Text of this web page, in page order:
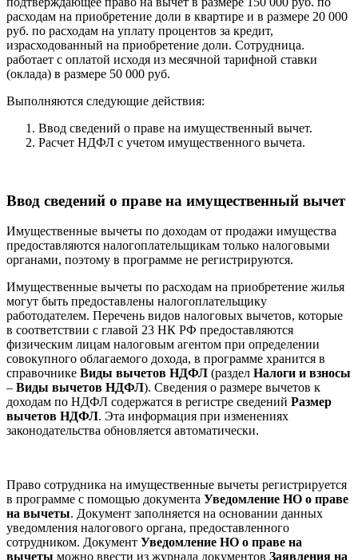
расходам на приобретение доли в квартире и в размере 20 000
руб. по расходам на уплату процентов за кредит,
израсходованный на приобретение доли. Сотрудница.
работает с оплатой исходя из месячной тарифной ставки
(оклада) в размере 50 000 руб.
Выполняются следующие действия:
Ввод сведений о праве на имущественный вычет.
Расчет НДФЛ с учетом имущественного вычета.
Ввод сведений о праве на имущественный вычет
Имущественные вычеты по доходам от продажи имущества
предоставляются налогоплательщикам только налоговыми
органами, поэтому в программе не регистрируются.
Имущественные вычеты по расходам на приобретение жилья
могут быть предоставлены налогоплательщику
работодателем. Перечень видов налоговых вычетов, которые
в соответствии с главой 23 НК РФ предоставляются
физическим лицам налоговым агентом при определении
совокупного облагаемого дохода, в программе хранится в
справочнике Виды вычетов НДФЛ (раздел Налоги и взносы
– Виды вычетов НДФЛ). Сведения о размере вычетов к
доходам по НДФЛ содержатся в регистре сведений Размер
вычетов НДФЛ. Эта информация при изменениях
законодательства обновляется автоматически.
Право сотрудника на имущественные вычеты регистрируется
в программе с помощью документа Уведомление НО о праве
на вычеты. Документ заполняется на основании данных
уведомления налогового органа, предоставленного
сотрудником. Документ Уведомление НО о праве на
вычеты можно ввести из журнала документов Заявления на